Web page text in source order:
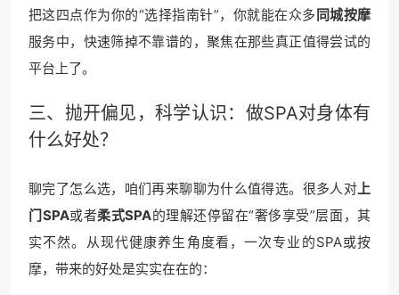
把这四点作为你的“选择指南针”，你就能在众多同城按摩
服务中，快速筛掉不靠谱的，聚焦在那些真正值得尝试的
平台上了。
三、抛开偏见，科学认识：做SPA对身体有
什么好处？
聊完了怎么选，咱们再来聊聊为什么值得选。很多人对 上
门SPA或者柔式SPA的理解还停留在“奢侈享受”层面，其
实不然。从现代健康养生角度看，一次专业的SPA或按
摩，带来的好处是实实在在的：